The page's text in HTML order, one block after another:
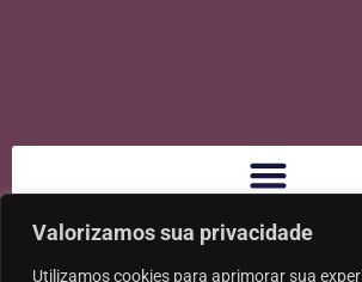
Valorizamos sua privacidade
Utilizamos cookies para aprimorar sua